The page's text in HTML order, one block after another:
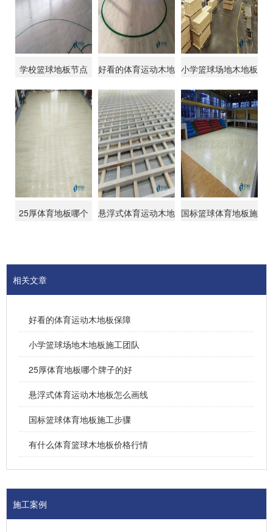
学校篮球地板节点
好看的体育运动木地 小学篮球场地木地板
25厚体育地板哪个
悬浮式体育运动木地 国标篮球体育地板施
相关文章
好看的体育运动木地板保障
小学篮球场地木地板施工团队
25厚体育地板哪个牌子的好
悬浮式体育运动木地板怎么画线
国标篮球体育地板施工步骤
有什么体育篮球木地板价格行情
施工案例